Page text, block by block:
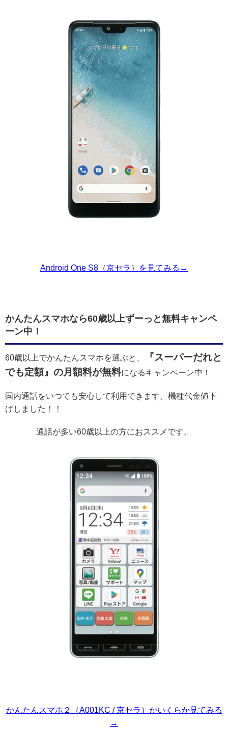
Android One S8（京セラ）を見てみる→
かんたんスマホなら60歳以上ずーっと無料キャンペ
ーン中！
60歳以上でかんたんスマホを選ぶと、
『スーパーだれと
でも定額』の月額料が無料になるキャンペーン中！
国内通話をいつでも安心して利用できます。機種代金値下
げしました！！
通話が多い60歳以上の方におススメです。
かんたんスマホ２（A001KC / 京セラ）がいくらか見てみる
→